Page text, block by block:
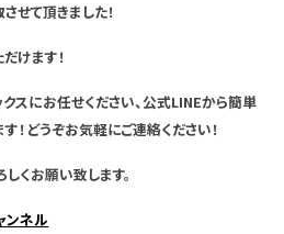
せて頂きました！
けます！
スにお任せください、公式LINEから簡単
！どうぞお気軽にご連絡ください！
くお願い致します。
ンネル